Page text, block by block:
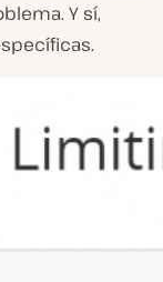
Y sí,